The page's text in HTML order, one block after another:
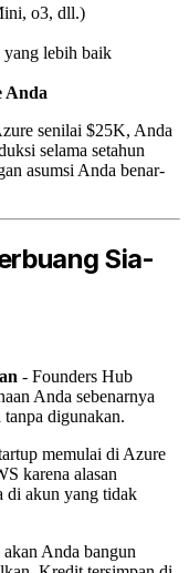
o3, dll.)
yang lebih baik
Anda
senilai $25K, Anda
selama setahun
asumsi Anda benar-
Sia-
- Founders Hub
Anda sebenarnya
digunakan.
memulai di Azure
karena alasan
di akun yang tidak
Anda bangun